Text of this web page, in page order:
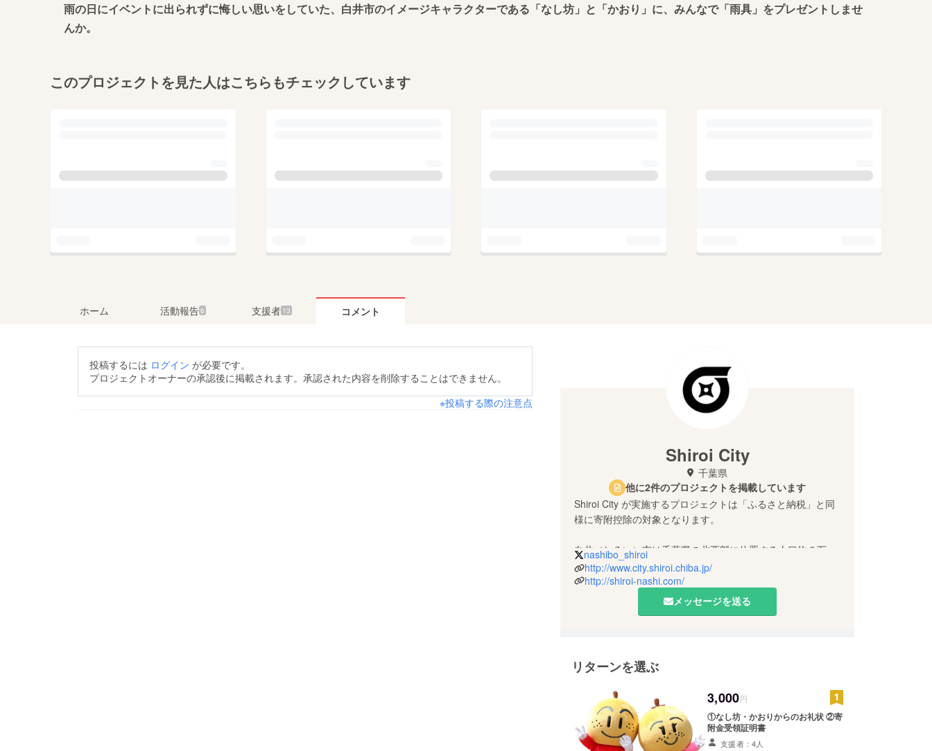
雨の日にイベントに出られずに悔しい思いをしていた、白井市のイメージキャラクターである「なし坊」と「かおり」に、みんなで「雨具」をプレゼントしませ
んか。
このプロジェクトを見た人はこちらもチェックしています
ホーム 活動報告6 支援者 13 コメント
投稿するには ログイン が必要です。
プロジェクトオーナーの承認後に掲載されます。承認された内容を削除することはできません。
※投稿する際の注意点
Shiroi City
千葉県
他に2件のプロジェクトを掲載しています
Shiroi City が実施するプロジェクトは「ふるさと納税」と同
様に寄附控除の対象となります。
白井（しろい）市は千葉県の北西部に位置する人口約６万人
の自治体です。
県内随一の生産量「しろいの梨」が一推しです。
Twitter：マスコットキャラ「なし坊」
nashibo_shiroi
http://www.city.shiroi.chiba.jp/
http://shiroi-nashi.com/
メッセージを送る
リターンを選ぶ
3,000円
①なし坊・かおりからのお礼状 ②寄
附金受領証明書
支援者：4人